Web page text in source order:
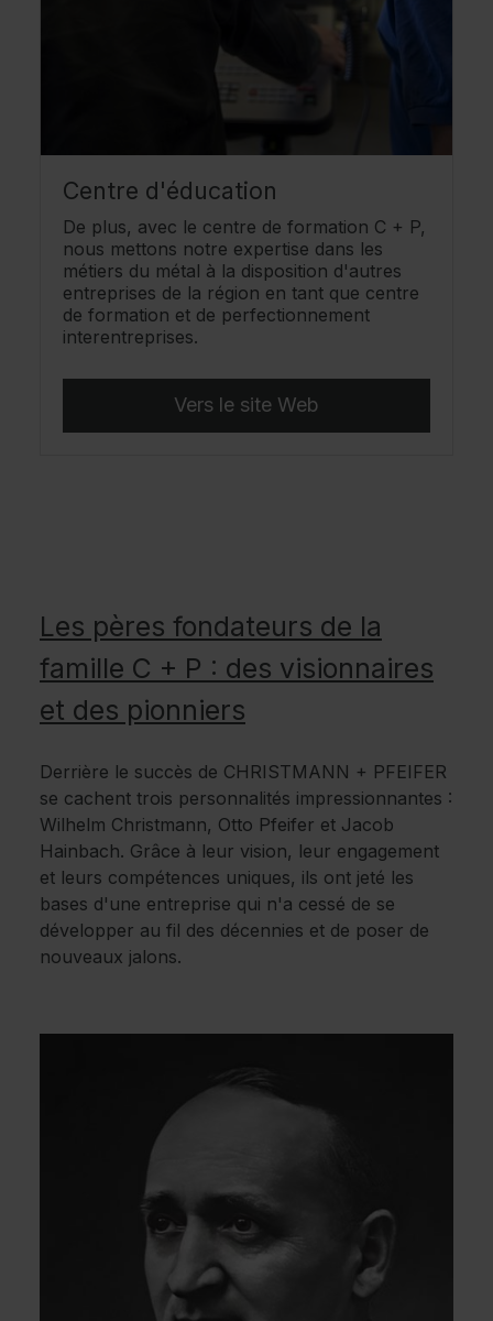
Centre d'éducation
De plus, avec le centre de formation C + P,
nous mettons notre expertise dans les
métiers du métal à la disposition d'autres
entreprises de la région en tant que centre
de formation et de perfectionnement
interentreprises.
Vers le site Web
Les pères fondateurs de la
famille C + P : des visionnaires
et des pionniers
Derrière le succès de CHRISTMANN + PFEIFER
se cachent trois personnalités impressionnantes :
Wilhelm Christmann, Otto Pfeifer et Jacob
Hainbach. Grâce à leur vision, leur engagement
et leurs compétences uniques, ils ont jeté les
bases d'une entreprise qui n'a cessé de se
développer au fil des décennies et de poser de
nouveaux jalons.